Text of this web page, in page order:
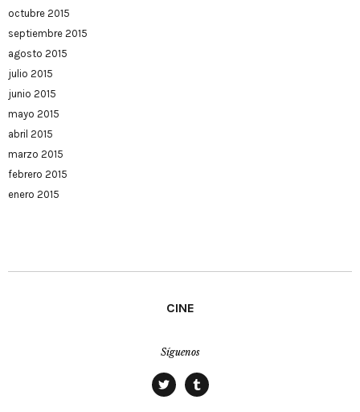
octubre 2015
septiembre 2015
agosto 2015
julio 2015
junio 2015
mayo 2015
abril 2015
marzo 2015
febrero 2015
enero 2015
CINE
Síguenos